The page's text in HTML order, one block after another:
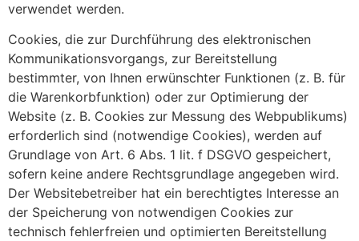
verwendet werden.
Cookies, die zur Durchführung des elektronischen
Kommunikationsvorgangs, zur Bereitstellung
bestimmter, von Ihnen erwünschter Funktionen (z. B. für
die Warenkorbfunktion) oder zur Optimierung der
Website (z. B. Cookies zur Messung des Webpublikums)
erforderlich sind (notwendige Cookies), werden auf
Grundlage von Art. 6 Abs. 1 lit. f DSGVO gespeichert,
sofern keine andere Rechtsgrundlage angegeben wird.
Der Websitebetreiber hat ein berechtigtes Interesse an
der Speicherung von notwendigen Cookies zur
technisch fehlerfreien und optimierten Bereitstellung